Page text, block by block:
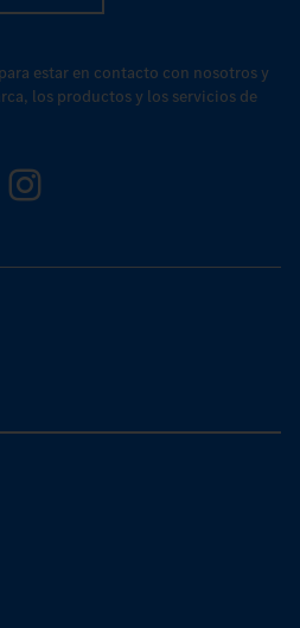
estar en contacto con nosotros y
los productos y los servicios de